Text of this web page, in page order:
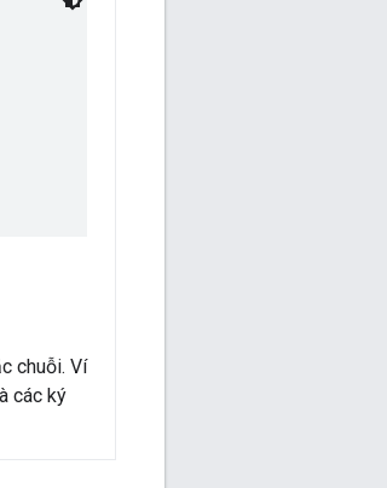
chuỗi. Ví
các ký